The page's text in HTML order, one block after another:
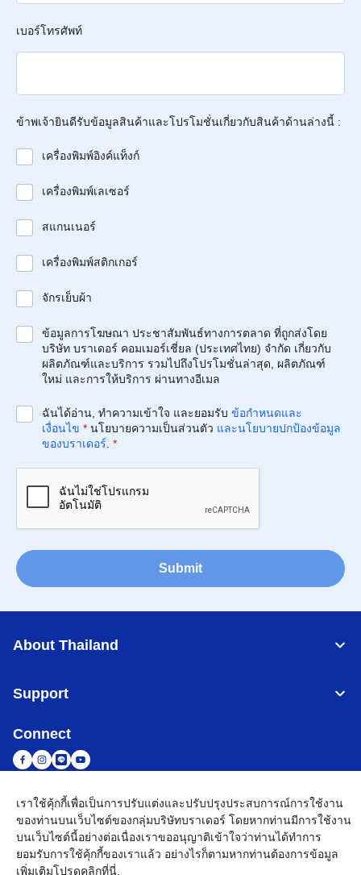
เบอร์โทรศัพท์
ข้าพเจ้ายินดีรับข้อมูลสินค้าและโปรโมชั่นเกี่ยวกับสินค้าด้านล่างนี้ :
เครื่องพิมพ์อิงค์แท็งก์
เครื่องพิมพ์เลเซอร์
สแกนเนอร์
เครื่องพิมพ์สติกเกอร์
จักรเย็บผ้า
ข้อมูลการโฆษณา ประชาสัมพันธ์ทางการตลาด ที่ถูกส่งโดย
บริษัท บราเดอร์ คอมเมอร์เชี่ยล (ประเทศไทย) จำกัด เกี่ยวกับ
ผลิตภัณฑ์และบริการ รวมไปถึงโปรโมชั่นล่าสุด, ผลิตภัณฑ์
ใหม่ และการให้บริการ ผ่านทางอีเมล
ฉันได้อ่าน, ทำความเข้าใจ และยอมรับ ข้อกำหนดและ
เงื่อนไข * นโยบายความเป็นส่วนตัว และนโยบายปกป้องข้อมูล
ของบราเดอร์ *
Submit
About Thailand
Support
Connect
Thailand เครือข่าย Brother ทั่วโลก
นโยบายความเป็นส่วนตัว เงื่อนไขการใช้งาน แผนผังเว็บไซต์ ไปที่โกลบอลไซต์
เราใช้คุ้กกี้เพื่อเป็นการปรับแต่งและปรับปรุงประสบการณ์การใช้งาน
ของท่านบนเว็บไซต์ของกลุ่มบริษัทบราเดอร์ โดยหากท่านมีการใช้งาน
บนเว็บไซต์นี้อย่างต่อเนื่องเราขออนุญาติเข้าใจว่าท่านได้ทำการ
ยอมรับการใช้คุ้กกี้ของเราแล้ว อย่างไรก็ตามหากท่านต้องการข้อมูล
เพิ่มเติมโปรดคลิกที่นี่